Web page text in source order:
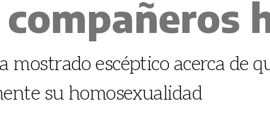
mostrado escéptico acerca de
su homosexualidad